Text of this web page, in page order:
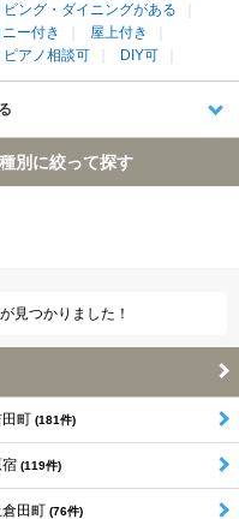
ビング・ダイニングがある
ー付き
屋上付き
ピアノ相談可 DIY可
別に絞って探す
見つかりました！
田町 (181件)
宿 (119件)
倉田町 (76件)